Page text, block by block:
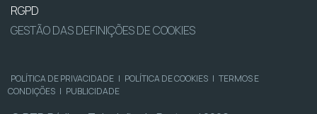
RGPD
GESTÃO DAS DEFINIÇÕES DE COOKIES
POLÍTICA DE PRIVACIDADE | POLÍTICA DE COOKIES | TERMOS E
CONDIÇÕES | PUBLICIDADE